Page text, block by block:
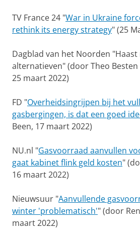
TV France 24 "War in Ukraine
rethink its energy strategy" (25
Dagblad van het Noorden
alternatieven" (door Theo
25 maart 2022)
FD "Overheidsingrijpen bij het
gasbergingen, is dat een goed
Been, 17 maart 2022)
NU.nl "Gasvoorraad aanvullen
gaat kabinet flink geld kosten"
16 maart 2022)
Nieuwsuur "Aanvullende
winter 'problematisch'" (door
maart 2022)